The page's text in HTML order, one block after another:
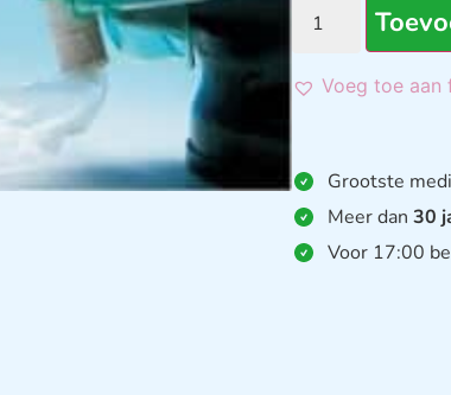
Voeg toe aan
Grootste
Meer dan30
Voor 17:00